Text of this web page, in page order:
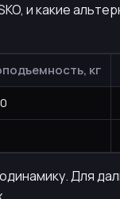
и какие
кг
Для